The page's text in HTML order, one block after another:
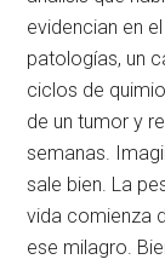
evidencian en
patologías, un
ciclos de
de un tumor y
semanas.
sale bien. La
vida comienza
ese milagro.